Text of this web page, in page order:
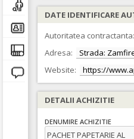
DATE IDENTIFICARE
Autoritatea contractanta:
Adresa:
Strada:
Website:
https://
DETALII ACHIZITIE
DENUMIRE ACHIZITIE
PACHET PAPETARIE AL